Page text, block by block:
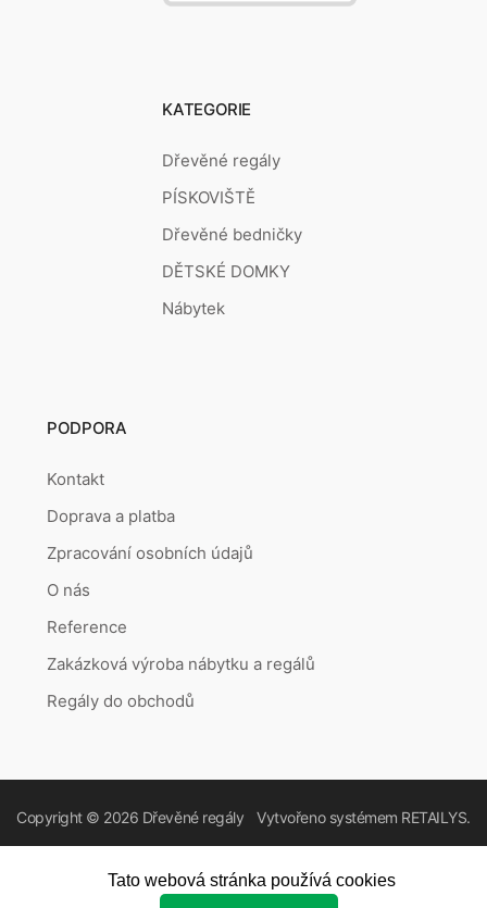
KATEGORIE
Dřevěné regály
PÍSKOVIŠTĚ
Dřevěné bedničky
DĚTSKÉ DOMKY
Nábytek
PODPORA
Kontakt
Doprava a platba
Zpracování osobních údajů
O nás
Reference
Zakázková výroba nábytku a regálů
Regály do obchodů
Copyright © 2026 Dřevěné regály Vytvořeno systémem RETAILYS.
Tato webová stránka používá cookies